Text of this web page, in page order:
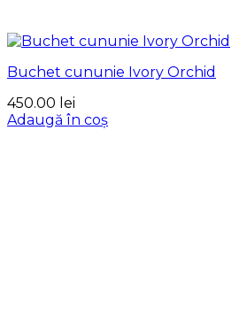
Buchet cununie Ivory Orchid
450.00 lei
Adaugă în coș